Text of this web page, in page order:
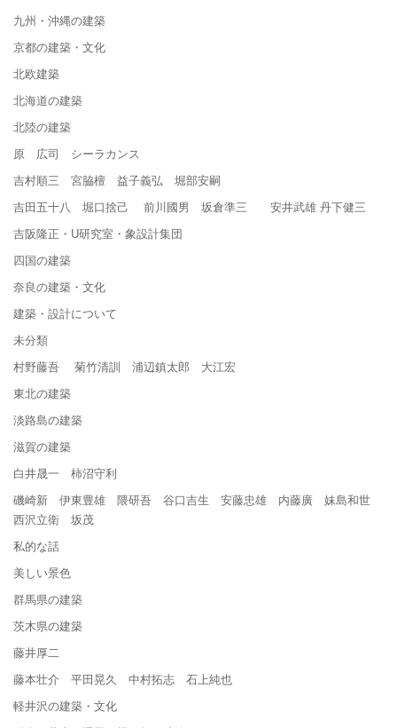
九州・沖縄の建築
京都の建築・文化
北欧建築
北海道の建築
北陸の建築
原 広司 シーラカンス
吉村順三 宮脇檀 益子義弘 堀部安嗣
吉田五十八 堀口捨己 前川國男 坂倉準三 安井武雄 丹下健三
吉阪隆正・U研究室・象設計集団
四国の建築
奈良の建築・文化
建築・設計について
未分類
村野藤吾 菊竹清訓 浦辺鎮太郎 大江宏
東北の建築
淡路島の建築
滋賀の建築
白井晟一 柿沼守利
磯崎新 伊東豊雄 隈研吾 谷口吉生 安藤忠雄 内藤廣 妹島和世
西沢立衛 坂茂
私的な話
美しい景色
群馬県の建築
茨木県の建築
藤井厚二
藤本壮介 平田晃久 中村拓志 石上純也
軽井沢の建築・文化